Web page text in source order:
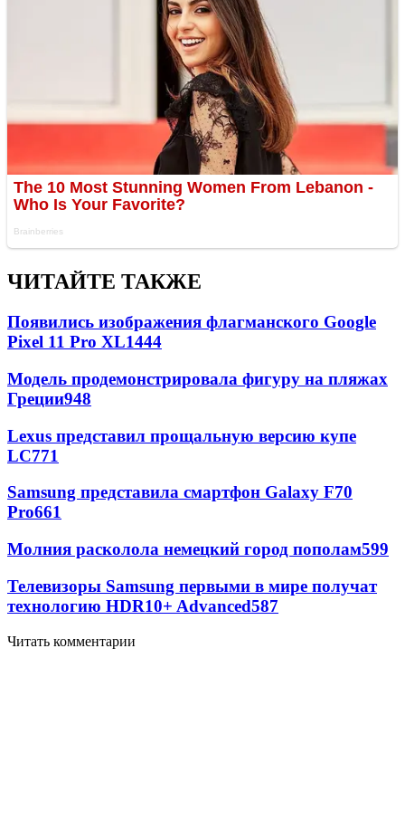
ЧИТАЙТЕ ТАКЖЕ
Появились изображения флагманского Google
Pixel 11 Pro XL1444
Модель продемонстрировала фигуру на пляжах
Греции948
Lexus представил прощальную версию купе
LC771
Samsung представила смартфон Galaxy F70
Pro661
Молния расколола немецкий город пополам599
Телевизоры Samsung первыми в мире получат
технологию HDR10+ Advanced587
Читать комментарии